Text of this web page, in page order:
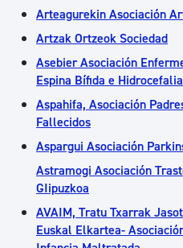
Arteagurekin Asociación
Artzak Ortzeok Sociedad
Asebier Asociación
Espina Bífida e Hidrocefalia
Aspahifa, Asociación
Fallecidos
Aspargui Asociación
Astramogi Asociación
GIipuzkoa
AVAIM, Tratu Txarrak
Euskal Elkartea-